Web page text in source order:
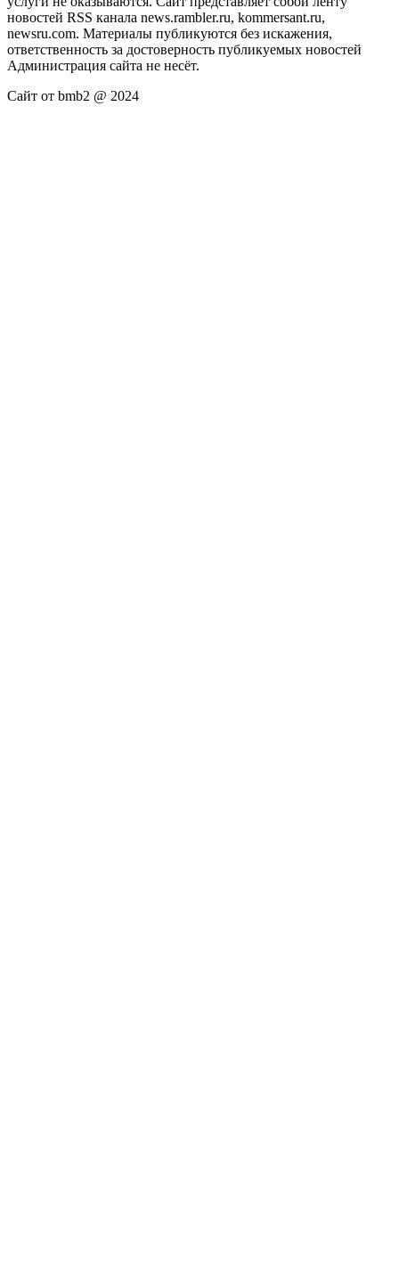
новостей RSS канала news.rambler.ru, kommersant.ru,
newsru.com. Материалы публикуются без искажения,
ответственность за достоверность публикуемых новостей
Администрация сайта не несёт.
Сайт от bmb2 @ 2024